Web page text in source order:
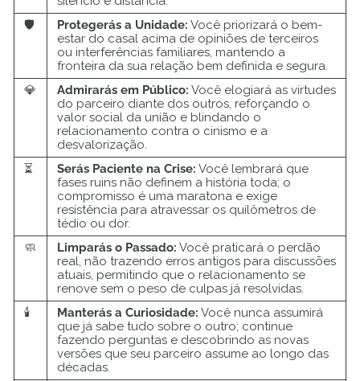
🛡️
Protegerás a Unidade: Você priorizará o bem-
estar do casal acima de opiniões de terceiros
ou interferências familiares, mantendo a
fronteira da sua relação bem definida e segura.
💎
Admirarás em Público: Você elogiará as virtudes
do parceiro diante dos outros, reforçando o
valor social da união e blindando o
relacionamento contra o cinismo e a
desvalorização.
⏳
Serás Paciente na Crise: Você lembrará que
fases ruins não definem a história toda; o
compromisso é uma maratona e exige
resistência para atravessar os quilômetros de
tédio ou dor.
🧼
Limparás o Passado: Você praticará o perdão
real, não trazendo erros antigos para discussões
atuais, permitindo que o relacionamento se
renove sem o peso de culpas já resolvidas.
🕯️
Manterás a Curiosidade: Você nunca assumirá
que já sabe tudo sobre o outro; continue
fazendo perguntas e descobrindo as novas
versões que seu parceiro assume ao longo das
décadas.